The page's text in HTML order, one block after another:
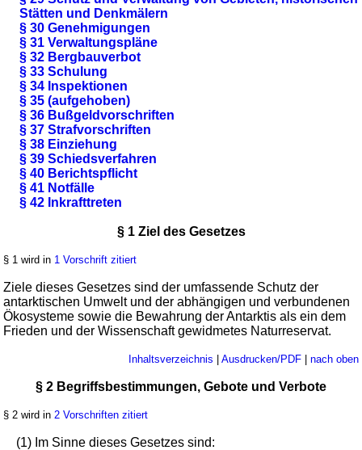
Stätten und Denkmälern
§ 30 Genehmigungen
§ 31 Verwaltungspläne
§ 32 Bergbauverbot
§ 33 Schulung
§ 34 Inspektionen
§ 35 (aufgehoben)
§ 36 Bußgeldvorschriften
§ 37 Strafvorschriften
§ 38 Einziehung
§ 39 Schiedsverfahren
§ 40 Berichtspflicht
§ 41 Notfälle
§ 42 Inkrafttreten
§ 1 Ziel des Gesetzes
§ 1 wird in 1 Vorschrift zitiert
Ziele dieses Gesetzes sind der umfassende Schutz der
antarktischen Umwelt und der abhängigen und verbundenen
Ökosysteme sowie die Bewahrung der Antarktis als ein dem
Frieden und der Wissenschaft gewidmetes Naturreservat.
Inhaltsverzeichnis | Ausdrucken/PDF| nach oben
§ 2 Begriffsbestimmungen, Gebote und Verbote
§ 2 wird in 2 Vorschriften zitiert
(1) Im Sinne dieses Gesetzes sind: